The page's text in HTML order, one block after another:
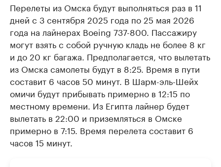
Перелеты из Омска будут выполняться раз в 11
дней с 3 сентября 2025 года по 25 мая 2026
года на лайнерах Boeing 737-800. Пассажиру
могут взять с собой ручную кладь не более 8 кг
и до 20 кг багажа. Предполагается, что вылетать
из Омска самолеты будут в 8:25. Время в пути
составит 6 часов 50 минут. В Шарм-эль-Шейх
омичи будут прибывать примерно в 12:15 по
местному времени. Из Египта лайнер будет
вылетать в 22:00 и приземляться в Омске
примерно в 7:15. Время перелета составит 6
часов 15 минут.